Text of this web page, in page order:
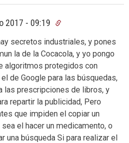
2017 - 09:19
secretos industriales, y pones
la de la Cocacola, y yo pongo
algoritmos protegidos con
de Google para las búsquedas,
las prescripciones de libros, y
repartir la publicidad, Pero
que impiden el copiar un
el hacer un medicamento, o
una búsqueda Si para realizar el